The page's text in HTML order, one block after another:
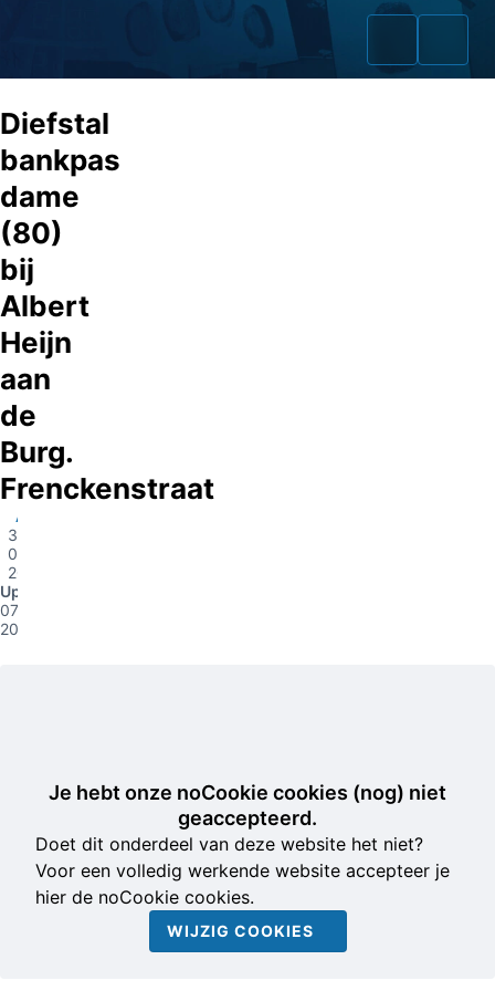
Home
Fraudeurs
Volg ons
Diefstal
bankpas
dame
(80)
bij
Albert
Heijn
aan
de
Burg.
Frenckenstraat
Asten
31-
05-
2016
Update
07-06-
2016
Je hebt onze noCookie cookies (nog) niet
geaccepteerd.
Doet dit onderdeel van deze website het niet?
Voor een volledig werkende website accepteer je
hier de noCookie cookies.
WIJZIG COOKIES